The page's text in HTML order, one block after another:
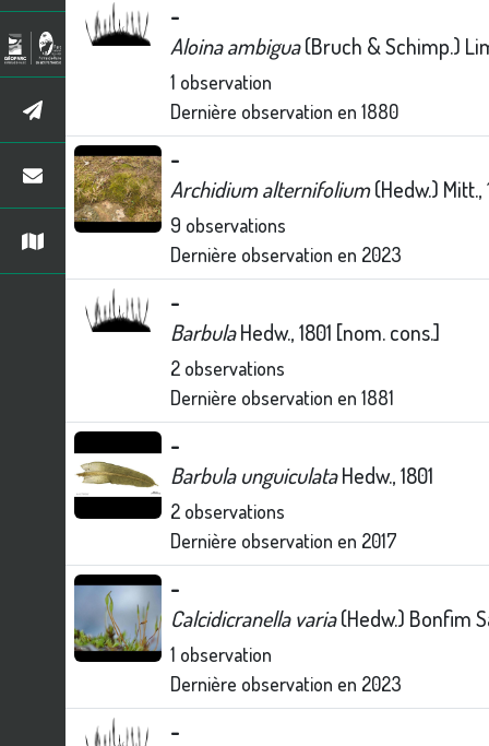
-
Aloina ambigua(Bruch & Schimp.)
1 observation
Dernière observation en 1880
-
Archidium alternifolium(Hedw.) Mitt.,
9 observations
Dernière observation en 2023
-
BarbulaHedw., 1801 [nom. cons.]
2 observations
Dernière observation en 1881
-
Barbula unguiculataHedw., 1801
2 observations
Dernière observation en 2017
-
Calcidicranella varia(Hedw.) Bonfim
1 observation
Dernière observation en 2023
-